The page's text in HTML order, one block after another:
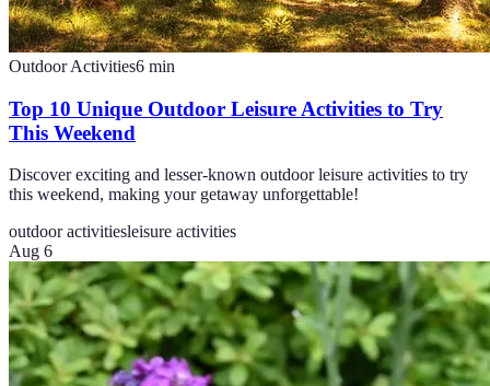
Outdoor Activities6 min
Top 10 Unique Outdoor Leisure Activities to Try
This Weekend
Discover exciting and lesser-known outdoor leisure activities to try
this weekend, making your getaway unforgettable!
outdoor activitiesleisure activities
Aug 6